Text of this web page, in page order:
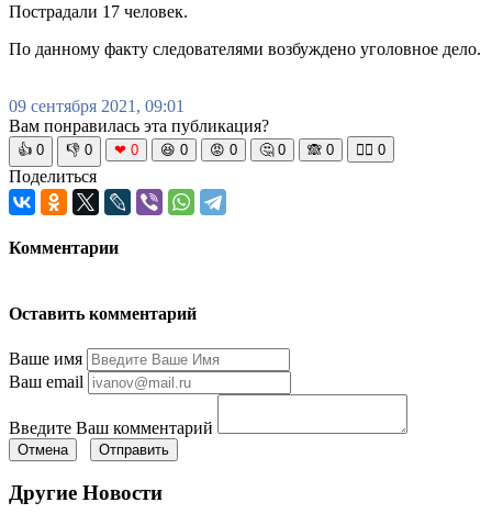
Пострадали 17 человек.
По данному факту следователями возбуждено уголовное дело.
09 сентября 2021, 09:01
Вам понравилась эта публикация?
👍 0 👎 0 ❤ 0 😆 0 😡 0 🤔 0 🙈 0 🧘‍♀️ 0
Поделиться
Комментарии
Оставить комментарий
Ваше имя
Ваш email
Введите Ваш комментарий
Отмена Отправить
Другие Новости